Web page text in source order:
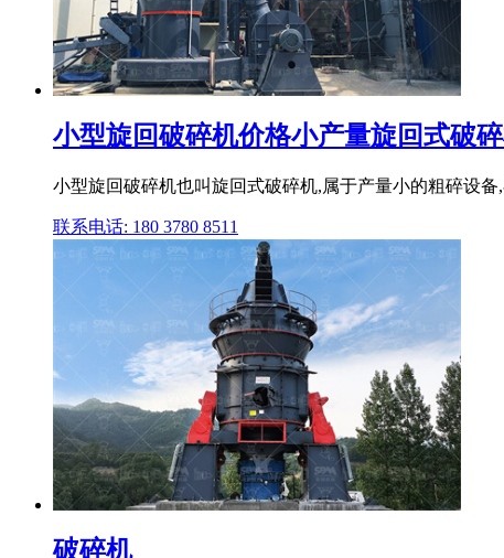
小型旋回破碎机价格小产量旋回式破
小型旋回破碎机也叫旋回式破碎机,属于产量小的粗碎设
联系电话: 180 3780 8511
破碎机